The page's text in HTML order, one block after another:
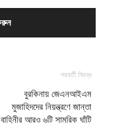
পরবর্তী নিবন্ধ
বুরকিনায় জেএনআইএম
মুজাহিদদের নিয়ন্ত্রণে জান্তা
বাহিনীর আরও ৬টি সামরিক ঘাঁটি